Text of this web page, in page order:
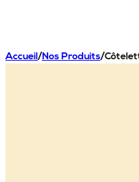
Accueil/Nos Produits/